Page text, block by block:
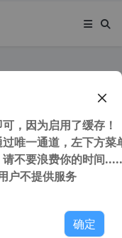
Workstati
持winxp-win
，因为启用了缓存！
唯一通道，左下方菜
不要浪费你的时间
户不提供服务
确定